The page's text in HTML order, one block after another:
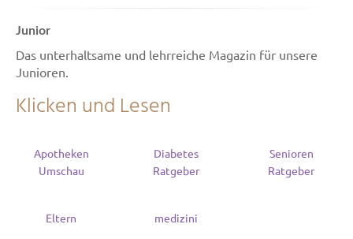
Junior
Das unterhaltsame und lehrreiche Magazin für unsere
Junioren.
Klicken und Lesen
Apotheken
Umschau
Diabetes
Ratgeber
Senioren
Ratgeber
Eltern medizini